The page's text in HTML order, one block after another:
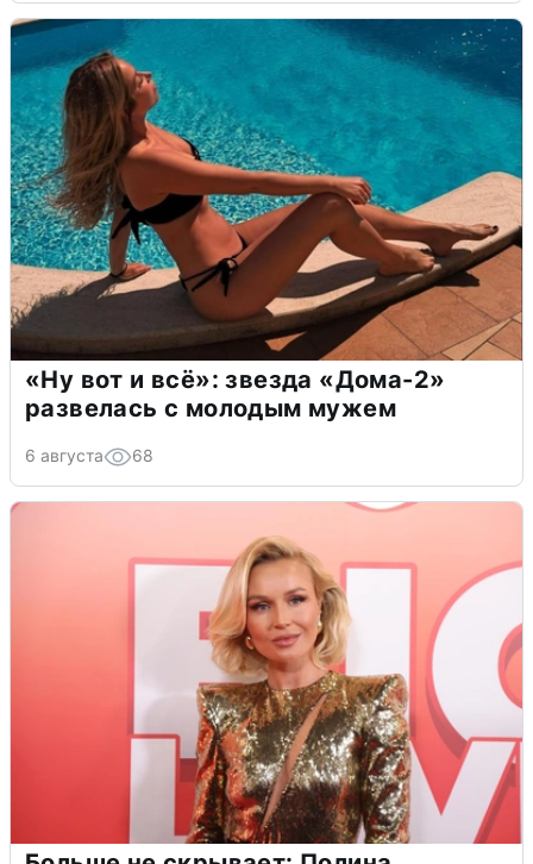
«Ну вот и всё»: звезда «Дома-2»
развелась с молодым мужем
6 августа 68